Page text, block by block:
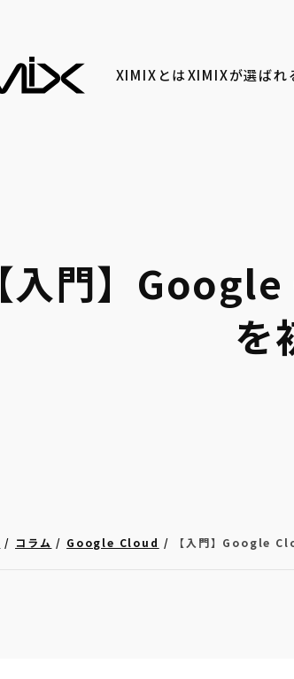
XIMIXとはXIMIXが選ばれ
【入門】
を
コラム Google Cloud 【入門】Google